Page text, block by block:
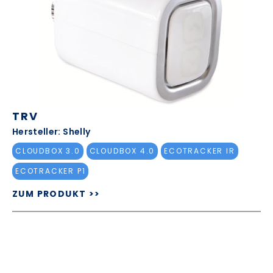
TRV
Hersteller: Shelly
CLOUDBOX 3.0 CLOUDBOX 4.0
ECOTRACKER IR
ECOTRACKER P1
ZUM PRODUKT >>